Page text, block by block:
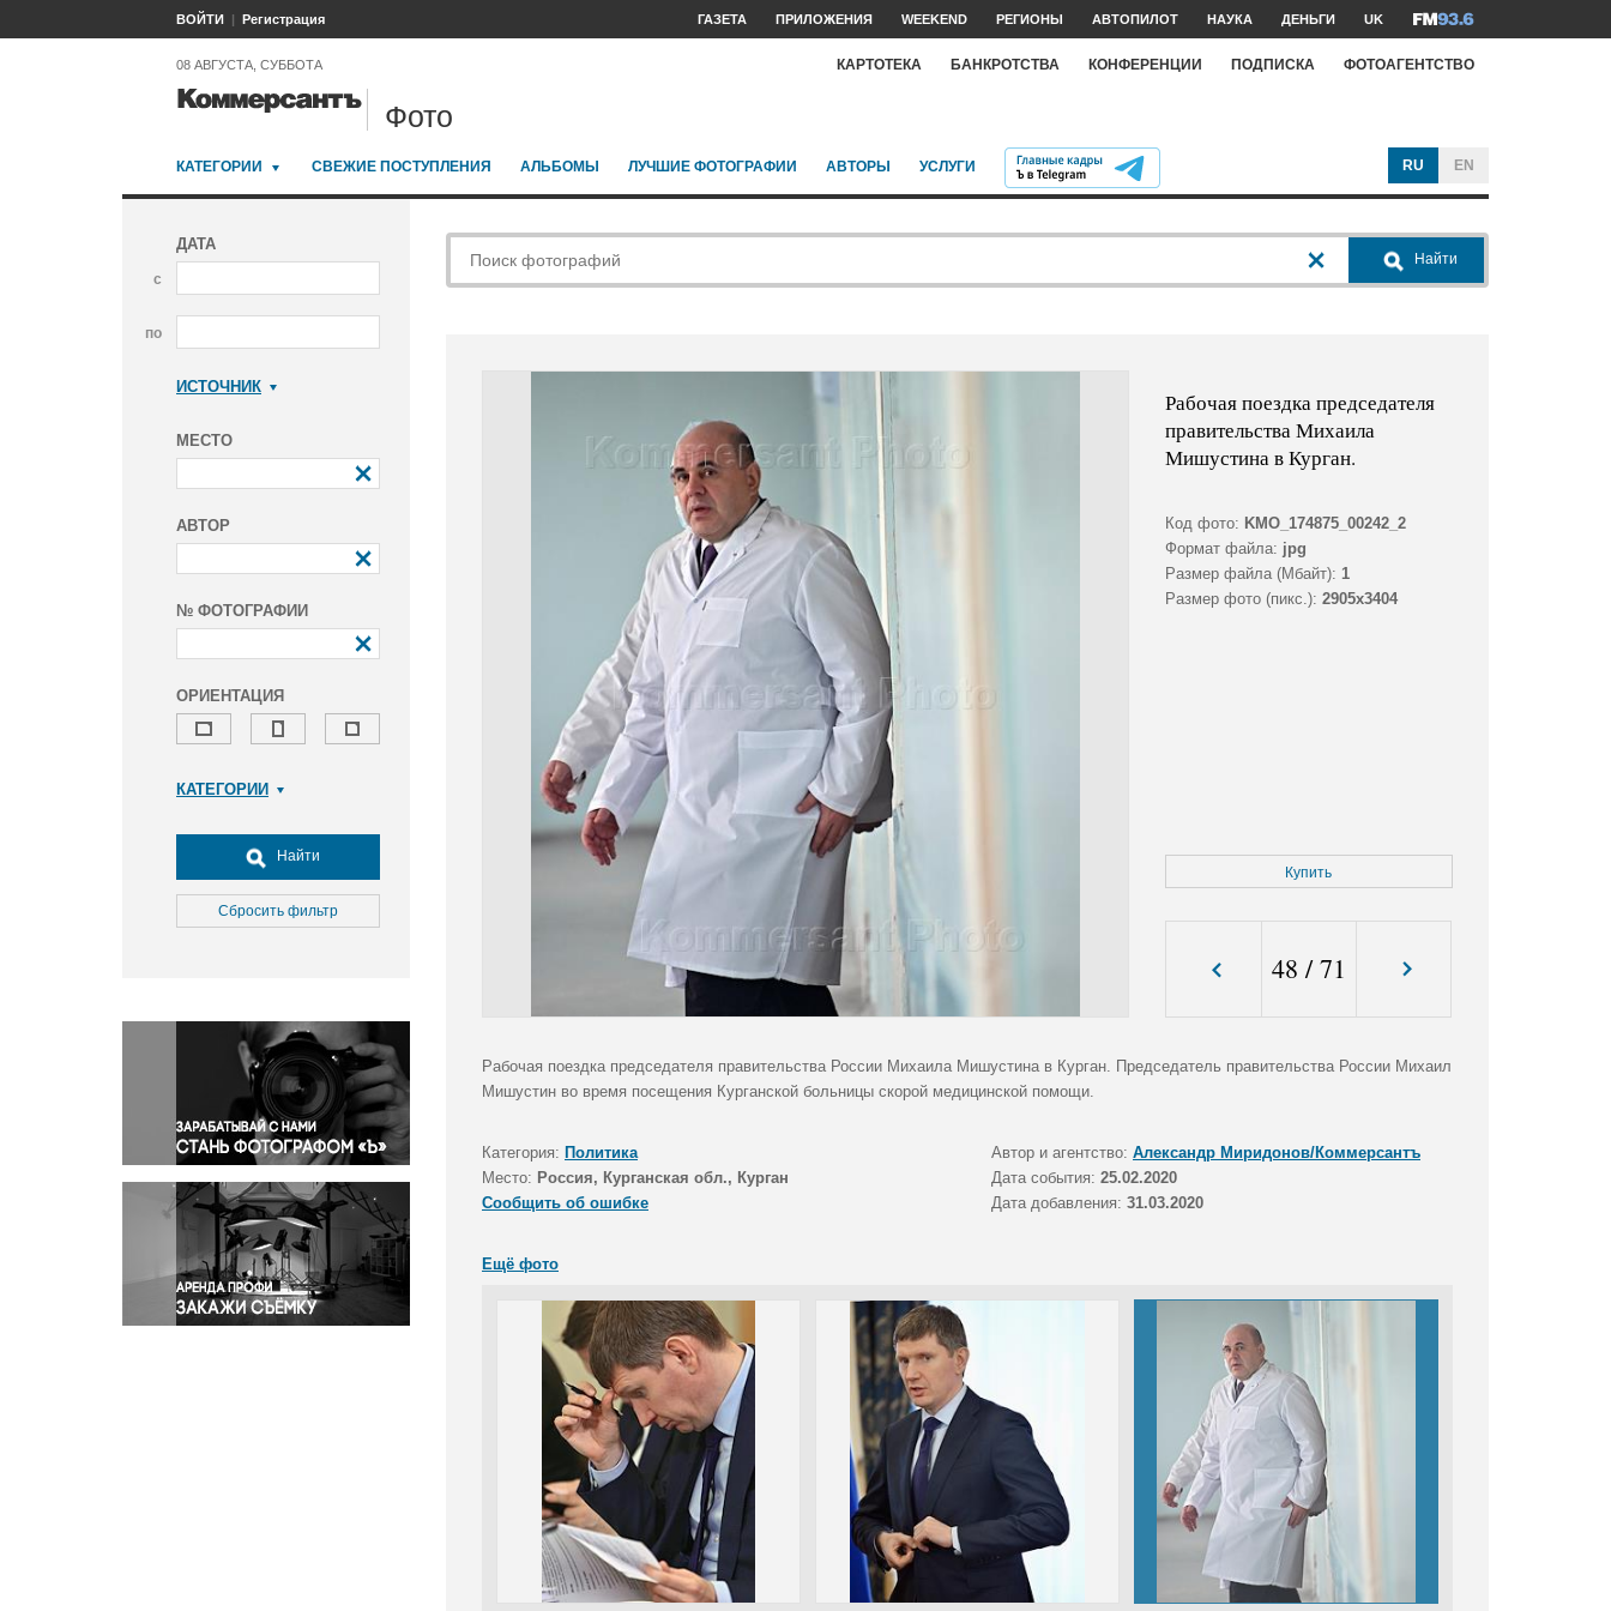
ВОЙТИ Регистрация ГАЗЕТА ПРИЛОЖЕНИЯ WEEKEND РЕГИОНЫ АВТОПИЛОТ НАУКА ДЕНЬГИ UK
08 АВГУСТА, СУББОТА КАРТОТЕКА БАНКРОТСТВА КОНФЕРЕНЦИИ ПОДПИСКА ФОТОАГЕНТСТВО
Фото
КАТЕГОРИИ СВЕЖИЕ ПОСТУПЛЕНИЯ АЛЬБОМЫ ЛУЧШИЕ ФОТОГРАФИИ АВТОРЫ УСЛУГИ RU EN
ДАТА
с
по
ИСТОЧНИК
МЕСТО
АВТОР
№ ФОТОГРАФИИ
ОРИЕНТАЦИЯ
КАТЕГОРИИ
Досуг, туризм и отдых
Культура
Медицина
Окружающая среда
Политика
Правосудие
Происшествия и конфликты
Религия
Светская жизнь
Спорт
Экология
Экономика и бизнес
Найти
Сбросить фильтр
Найти
Рабочая поездка председателя
правительства Михаила
Мишустина в Курган.
Код фото: KMO_174875_00242_2
Формат файла: jpg
Размер файла (Мбайт): 1
Размер фото (пикс.): 2905x3404
Купить
48 /71
Рабочая поездка председателя правительства России Михаила Мишустина в Курган. Председатель правительства России Михаил
Мишустин во время посещения Курганской больницы скорой медицинской помощи.
Категория: Политика Автор и агентство: Александр Миридонов/Коммерсантъ
Место: Россия, Курганская обл., Курган Дата события: 25.02.2020
Сообщить об ошибке
Дата добавления: 31.03.2020
Ещё фото